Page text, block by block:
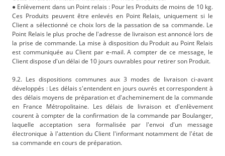
● Enlèvement dans un Point relais : Pour les Produits de moins de 10 kg.
Ces Produits peuvent être enlevés en Point Relais, uniquement si le
Client a sélectionné ce choix lors de la passation de sa commande. Le
Point Relais le plus proche de l'adresse de livraison est annoncé lors de
la prise de commande. La mise à disposition du Produit au Point Relais
est communiquée au Client par e-mail. A compter de ce message, le
Client dispose d'un délai de 10 jours ouvrables pour retirer son Produit.
9.2. Les dispositions communes aux 3 modes de livraison ci-avant
développés : Les délais s'entendent en jours ouvrés et correspondent à
des délais moyens de préparation et d'acheminement de la commande
en France Métropolitaine. Les délais de livraison et d'enlèvement
courent à compter de la confirmation de la commande par Boulanger,
laquelle acceptation sera formalisée par l'envoi d'un message
électronique à l'attention du Client l'informant notamment de l'état de
sa commande en cours de préparation.